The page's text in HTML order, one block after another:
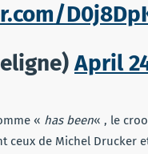
April
« has been« , le
ceux de Michel Drucker